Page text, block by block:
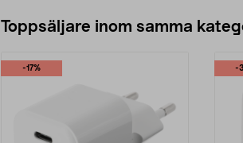
Toppsäljare inom samma
-17% -